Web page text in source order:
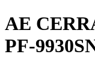
AE
PF-